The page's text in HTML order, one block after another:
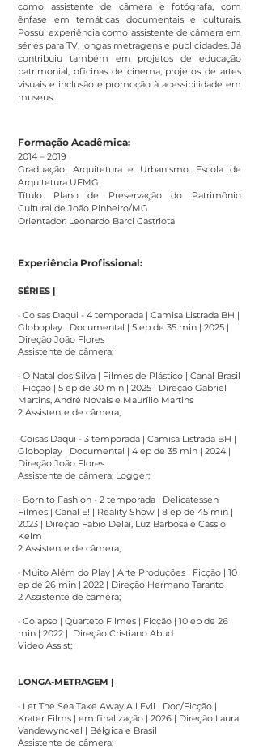
como assistente de câmera e fotógrafa, com
ênfase em temáticas documentais e culturais.
Possui experiência como assistente de câmera em
séries para TV, longas metragens e publicidades. Já
contribuiu também em projetos de educação
patrimonial, oficinas de cinema, projetos de artes
visuais e inclusão e promoção à acessibilidade em
museus.
Formação Acadêmica:
2014 – 2019
Graduação: Arquitetura e Urbanismo. Escola de
Arquitetura UFMG.
Título: Plano de Preservação do Patrimônio
Cultural de João Pinheiro/MG
Orientador: Leonardo Barci Castriota
Experiência Profissional:
SÉRIES |
• Coisas Daqui - 4 temporada | Camisa Listrada BH |
Globoplay | Documental | 5 ep de 35 min | 2025 |
Direção João Flores
Assistente de câmera;
• O Natal dos Silva | Filmes de Plástico | Canal Brasil
| Ficção | 5 ep de 30 min | 2025 | Direção Gabriel
Martins, André Novais e Maurílio Martins
2 Assistente de câmera;
•Coisas Daqui - 3 temporada | Camisa Listrada BH |
Globoplay | Documental | 4 ep de 35 min | 2024 |
Direção João Flores
Assistente de câmera; Logger;
• Born to Fashion - 2 temporada | Delicatessen
Filmes | Canal E! | Reality Show | 8 ep de 45 min |
2023 | Direção Fabio Delai, Luz Barbosa e Cássio
Kelm
2 Assistente de câmera;
• Muito Além do Play | Arte Produções | Ficção | 10
ep de 26 min | 2022 | Direção Hermano Taranto
2 Assistente de câmera;
• Colapso | Quarteto Filmes | Ficção | 10 ep de 26
min | 2022 | Direção Cristiano Abud
Video Assist;
LONGA-METRAGEM |
• Let The Sea Take Away All Evil | Doc/Ficção |
Krater Films | em finalização | 2026 | Direção Laura
Vandewynckel | Bélgica e Brasil
Assistente de câmera;